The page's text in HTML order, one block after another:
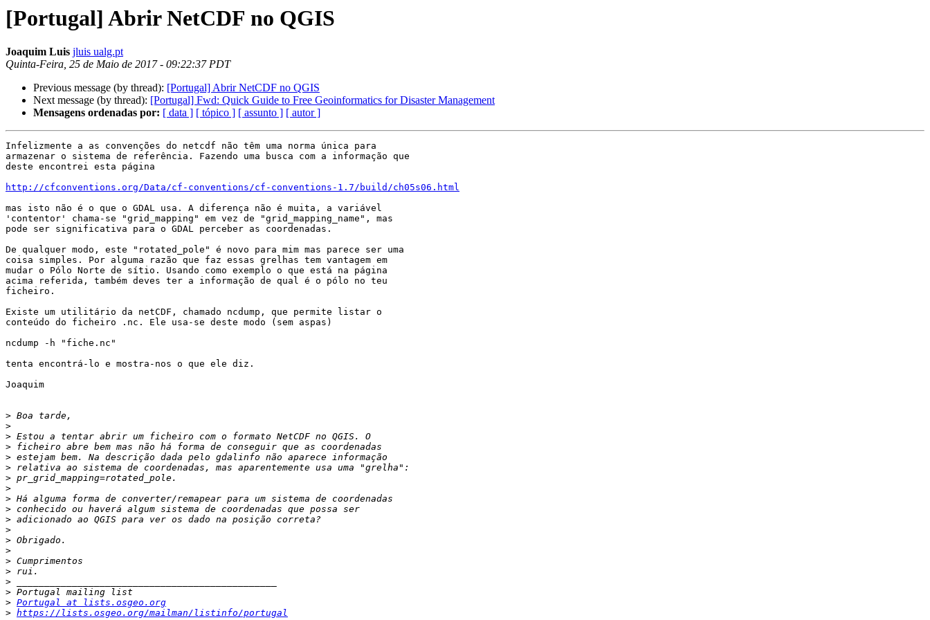
[Portugal] Abrir NetCDF no QGIS
Joaquim Luis jluis ualg.pt
Quinta-Feira, 25 de Maio de 2017 - 09:22:37 PDT
Previous message (by thread): [Portugal] Abrir NetCDF no QGIS
Next message (by thread): [Portugal] Fwd: Quick Guide to Free Geoinformatics for Disaster Management
Mensagens ordenadas por: [ data ] [ tópico ] [ assunto ] [ autor ]
Infelizmente a as convenções do netcdf não têm uma norma única para
armazenar o sistema de referência. Fazendo uma busca com a informação que
deste encontrei esta página
http://cfconventions.org/Data/cf-conventions/cf-conventions-1.7/build/ch05s06.html
mas isto não é o que o GDAL usa. A diferença não é muita, a variável
'contentor' chama-se "grid_mapping" em vez de "grid_mapping_name", mas
pode ser significativa para o GDAL perceber as coordenadas.
De qualquer modo, este "rotated_pole" é novo para mim mas parece ser uma
coisa simples. Por alguma razão que faz essas grelhas tem vantagem em
mudar o Pólo Norte de sítio. Usando como exemplo o que está na página
acima referida, também deves ter a informação de qual é o pólo no teu
ficheiro.
Existe um utilitário da netCDF, chamado ncdump, que permite listar o
conteúdo do ficheiro .nc. Ele usa-se deste modo (sem aspas)
ncdump -h "fiche.nc"
tenta encontrá-lo e mostra-nos o que ele diz.
Joaquim
>
>
>
>
>
>
>
>
>
>
>
>
>
>
>
>
>
>
> Portugal at lists.osgeo.org
> https://lists.osgeo.org/mailman/listinfo/portugal